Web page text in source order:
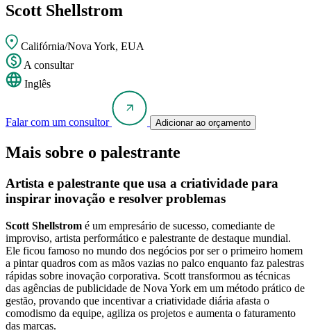
Scott Shellstrom
Califórnia/Nova York, EUA
A consultar
Inglês
Falar com um consultor Adicionar ao orçamento
Mais sobre o palestrante
Artista e palestrante que usa a criatividade para
inspirar inovação e resolver problemas
Scott Shellstrom é um empresário de sucesso, comediante de
improviso, artista performático e palestrante de destaque mundial.
Ele ficou famoso no mundo dos negócios por ser o primeiro homem
a pintar quadros com as mãos vazias no palco enquanto faz palestras
rápidas sobre inovação corporativa. Scott transformou as técnicas
das agências de publicidade de Nova York em um método prático de
gestão, provando que incentivar a criatividade diária afasta o
comodismo da equipe, agiliza os projetos e aumenta o faturamento
das marcas.